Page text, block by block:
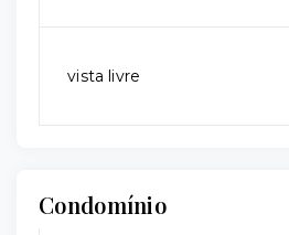
vista livre
Condomínio